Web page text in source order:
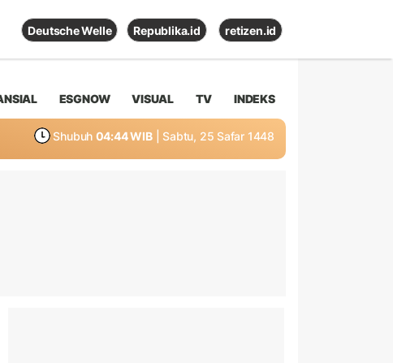
Deutsche Welle Republika.id retizen.id
ESGNOW VISUAL TV INDEKS
Shubuh 04:44 WIB | Sabtu, 25 Safar 1448